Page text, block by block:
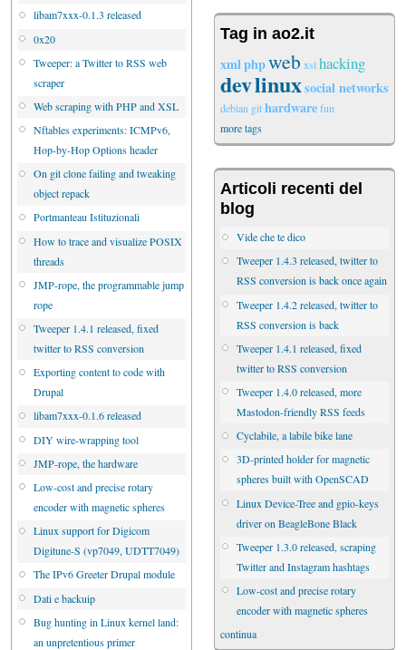
libam7xxx-0.1.3 released
0x20
Tweeper: a Twitter to RSS web
scraper
Web scraping with PHP and XSL
Nftables experiments: ICMPv6,
Hop-by-Hop Options header
On git clone failing and tweaking
object repack
Portmanteau Istituzionali
How to trace and visualize POSIX
threads
JMP-rope, the programmable jump
rope
Tweeper 1.4.1 released, fixed
twitter to RSS conversion
Exporting content to code with
Drupal
libam7xxx-0.1.6 released
DIY wire-wrapping tool
JMP-rope, the hardware
Low-cost and precise rotary
encoder with magnetic spheres
Linux support for Digicom
Digitune-S (vp7049, UDTT7049)
The IPv6 Greeter Drupal module
Dati e backuip
Bug hunting in Linux kernel land:
an unpretentious primer
Tag in ao2.it
xmlphpweb xslhacking
devlinuxsocial networks
debian githardwarefun
more tags
Articoli recenti del
blog
Vide che te dico
Tweeper 1.4.3 released, twitter to
RSS conversion is back once again
Tweeper 1.4.2 released, twitter to
RSS conversion is back
Tweeper 1.4.1 released, fixed
twitter to RSS conversion
Tweeper 1.4.0 released, more
Mastodon-friendly RSS feeds
Cyclabile, a labile bike lane
3D-printed holder for magnetic
spheres built with OpenSCAD
Linux Device-Tree and gpio-keys
driver on BeagleBone Black
Tweeper 1.3.0 released, scraping
Twitter and Instagram hashtags
Low-cost and precise rotary
encoder with magnetic spheres
continua